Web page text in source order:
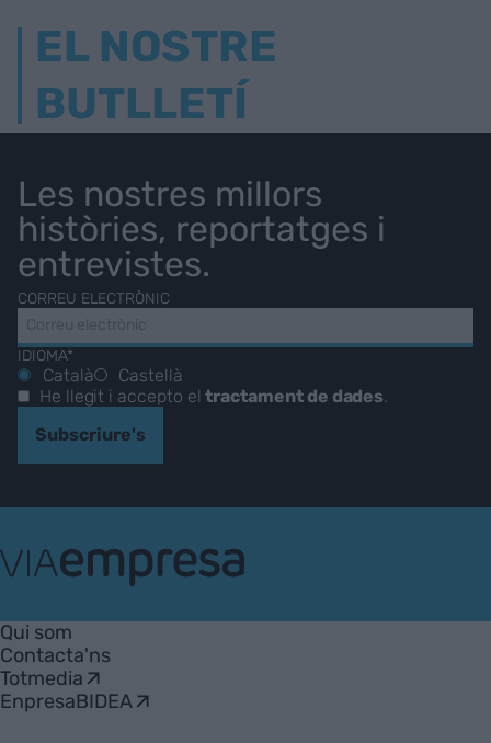
EL NOSTRE
BUTLLETÍ
Les nostres millors
històries, reportatges i
entrevistes.
CORREU ELECTRÒNIC
IDIOMA*
Català
Castellà
He llegit i accepto eltractament de dades
Subscriure's
Empresa
Qui som
Contacta'ns
Totmedia
EnpresaBIDEA